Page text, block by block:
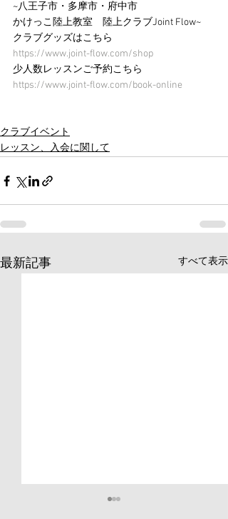
~八王子市・多摩市・府中市
かけっこ陸上教室　陸上クラブJoint Flow~
クラブグッズはこちら
https://www.joint-flow.com/shop
少人数レッスンご予約こちら
https://www.joint-flow.com/book-online
クラブイベント
レッスン、入会に関して
最新記事 すべて表示